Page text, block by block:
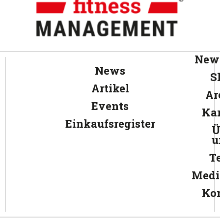
News
Artikel
Events
Einkaufsregister